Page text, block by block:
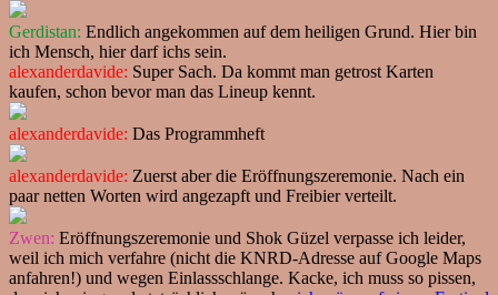
Gerdistan: Endlich angekommen auf dem heiligen Grund. Hier bin
ich Mensch, hier darf ichs sein.
alexanderdavide: Super Sach. Da kommt man getrost Karten
kaufen, schon bevor man das Lineup kennt.
alexanderdavide: Das Programmheft
alexanderdavide: Zuerst aber die Eröffnungszeremonie. Nach ein
paar netten Worten wird angezapft und Freibier verteilt.
Zwen: Eröffnungszeremonie und Shok Güzel verpasse ich leider,
weil ich mich verfahre (nicht die KNRD-Adresse auf Google Maps
anfahren!) und wegen Einlassschlange. Kacke, ich muss so pissen,